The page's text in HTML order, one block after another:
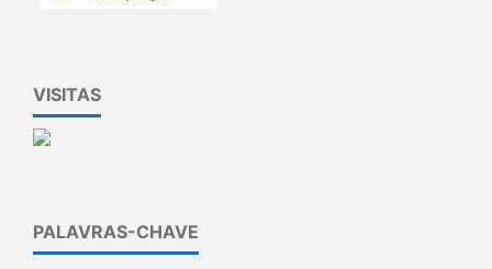
VISITAS
PALAVRAS-CHAVE